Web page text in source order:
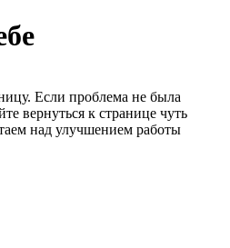
Если проблема не была
вернуться к странице чуть
над улучшением работы